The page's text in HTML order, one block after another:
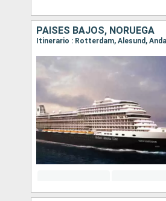
PAISES BAJOS, NORUEGA
Itinerario : Rotterdam, Alesund,